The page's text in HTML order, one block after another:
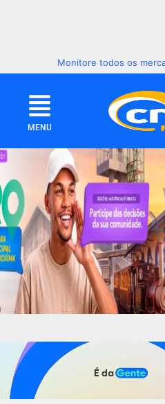
Monitore todos os
MENU